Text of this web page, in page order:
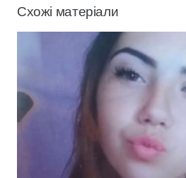
Схожі матеріали